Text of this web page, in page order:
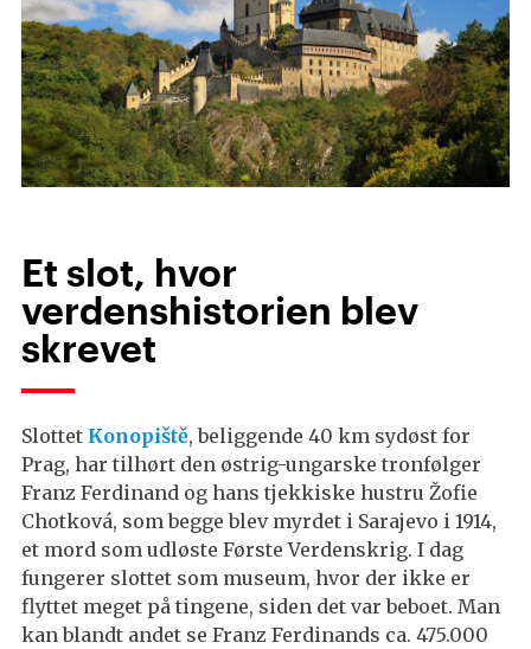
Et slot, hvor
verdenshistorien blev
skrevet
Slottet Konopiště, beliggende 40 km sydøst for
Prag, har tilhørt den østrig-ungarske tronfølger
Franz Ferdinand og hans tjekkiske hustru Žofie
Chotková, som begge blev myrdet i Sarajevo i 1914,
et mord som udløste Første Verdenskrig. I dag
fungerer slottet som museum, hvor der ikke er
flyttet meget på tingene, siden det var beboet. Man
kan blandt andet se Franz Ferdinands ca. 475.000